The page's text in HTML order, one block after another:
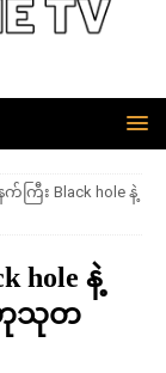
ြီး Black hole နဲ့
hole နဲ့
သုတ